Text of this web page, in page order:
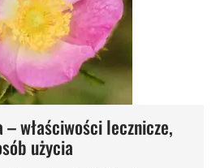
właściwości lecznicze,
użycia